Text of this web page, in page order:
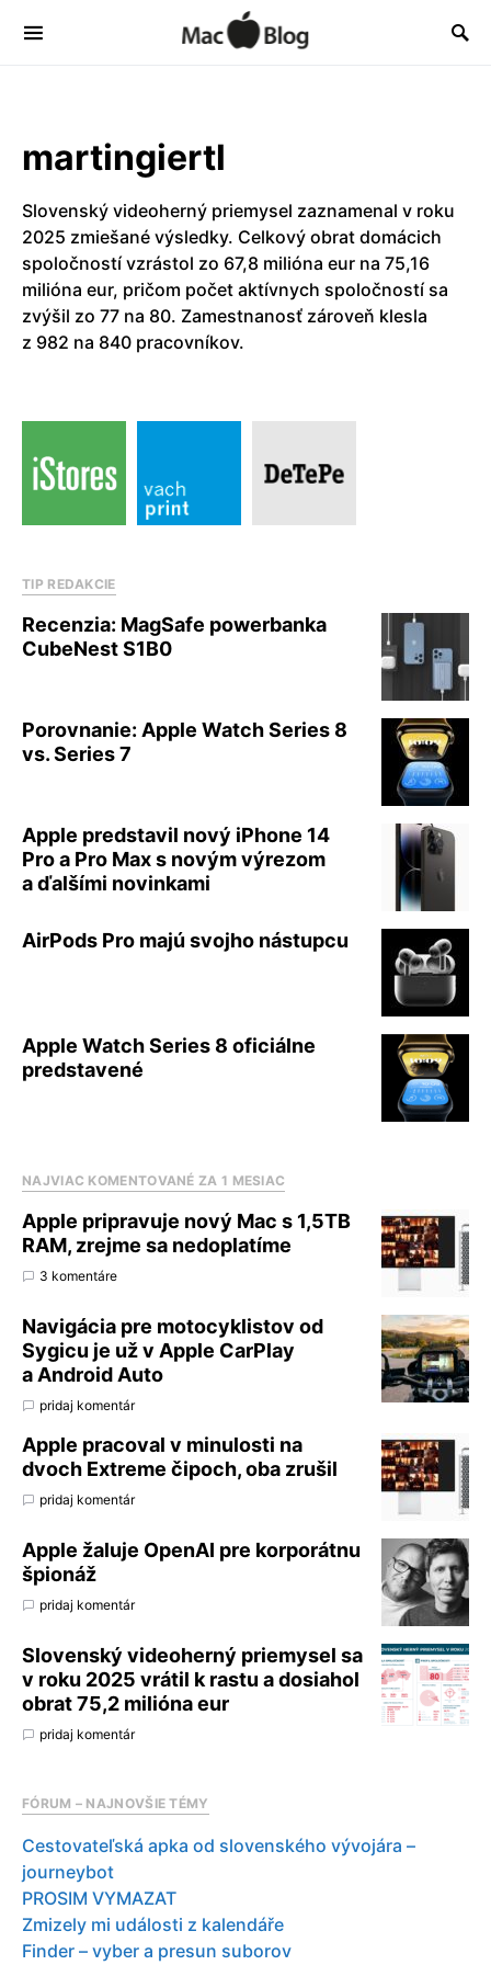
martingiertl
Slovenský videoherný priemysel zaznamenal v roku
2025 zmiešané výsledky. Celkový obrat domácich
spoločností vzrástol zo 67,8 milióna eur na 75,16
milióna eur, pričom počet aktívnych spoločností sa
zvýšil zo 77 na 80. Zamestnanosť zároveň klesla
z 982 na 840 pracovníkov.
TIP REDAKCIE
Recenzia: MagSafe powerbanka
CubeNest S1B0
Porovnanie: Apple Watch Series 8
vs. Series 7
Apple predstavil nový iPhone 14
Pro a Pro Max s novým výrezom
a ďalšími novinkami
AirPods Pro majú svojho nástupcu
Apple Watch Series 8 oficiálne
predstavené
NAJVIAC KOMENTOVANÉ ZA 1 MESIAC
Apple pripravuje nový Mac s 1,5TB
RAM, zrejme sa nedoplatíme
3 komentáre
Navigácia pre motocyklistov od
Sygicu je už v Apple CarPlay
a Android Auto
pridaj komentár
Apple pracoval v minulosti na
dvoch Extreme čipoch, oba zrušil
pridaj komentár
Apple žaluje OpenAI pre korporátnu
špionáž
pridaj komentár
Slovenský videoherný priemysel sa
v roku 2025 vrátil k rastu a dosiahol
obrat 75,2 milióna eur
pridaj komentár
FÓRUM – NAJNOVŠIE TÉMY
Cestovateľská apka od slovenského vývojára –
journeybot
PROSIM VYMAZAT
Zmizely mi události z kalendáře
Finder – vyber a presun suborov